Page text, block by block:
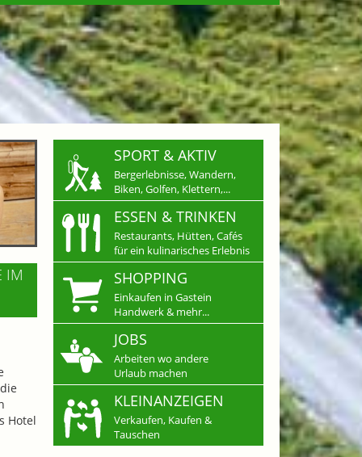
IM
Hotel
SPORT & AKTIV
Bergerlebnisse, Wandern,
Biken, Golfen, Klettern,...
ESSEN & TRINKEN
Restaurants, Hütten, Cafés
für ein kulinarisches Erlebnis
SHOPPING
Einkaufen in Gastein
Handwerk & mehr...
JOBS
Arbeiten wo andere
Urlaub machen
KLEINANZEIGEN
Verkaufen, Kaufen &
Tauschen